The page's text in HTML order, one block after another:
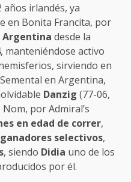
años irlandés, ya
en Bonita Francita, por
Argentina desde la
, manteniéndose activo
sirviendo en
en Argentina,
Danzig (77-06,
por Admiral’s
en edad de correr,
ganadores selectivos,
, siendo Didia uno de los
por él.